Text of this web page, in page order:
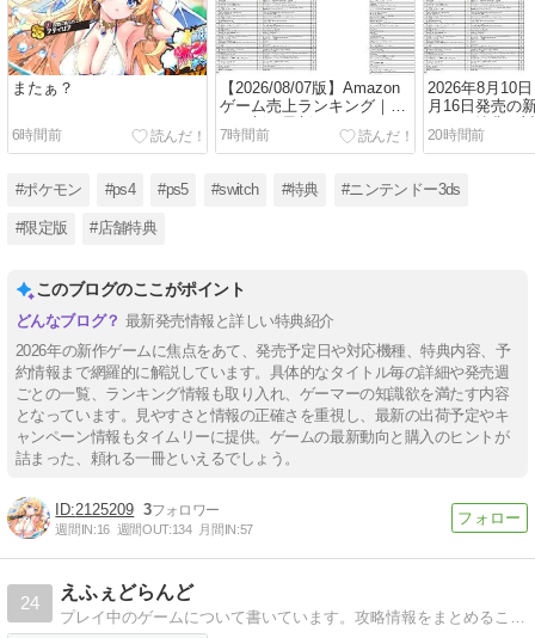
またぁ？
6時間前
【2026/08/07版】Amazon
ゲーム売上ランキング｜毎
日更新の最新データ
7時間前
2026年8月10
月16日発売の
とめ｜特典・
約情報を完全
20時間前
#ポケモン #ps4 #ps5 #switch #特典 #ニンテンドー3ds
#限定版 #店舗特典
このブログのここがポイント
最新発売情報と詳しい特典紹介
2026年の新作ゲームに焦点をあて、発売予定日や対応機種、特典内容、予
約情報まで網羅的に解説しています。具体的なタイトル毎の詳細や発売週
ごとの一覧、ランキング情報も取り入れ、ゲーマーの知識欲を満たす内容
となっています。見やすさと情報の正確さを重視し、最新の出荷予定やキ
ャンペーン情報もタイムリーに提供。ゲームの最新動向と購入のヒントが
詰まった、頼れる一冊といえるでしょう。
2125209 3
週間IN:16 週間OUT:134 月間IN:57
24
えふぇどらんど
プレイ中のゲームについて書いています。攻略情報をまとめることもあります。